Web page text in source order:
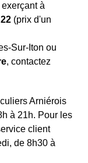
exerçant à
(prix d'un
Sur-Iton ou
, contactez
Arniérois
à 21h. Pour les
client
de 8h30 à